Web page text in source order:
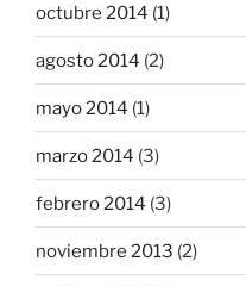
octubre 2014 (1)
agosto 2014 (2)
mayo 2014 (1)
marzo 2014 (3)
febrero 2014 (3)
noviembre 2013 (2)